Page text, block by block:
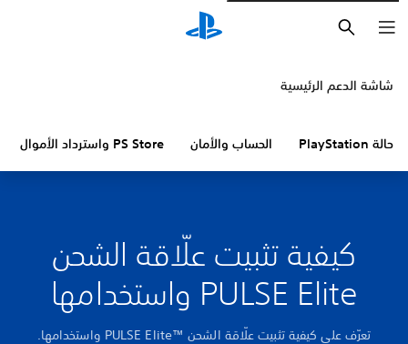
شاشة الدعم الرئيسية
حالة PlayStation الحساب والأمان PS Store واسترداد الأموال
كيفية تثبيت علّاقة الشحن
PULSE Elite واستخدامها
تعرّف على كيفية تثبيت علّاقة الشحن PULSE Elite™‎ واستخدامها.